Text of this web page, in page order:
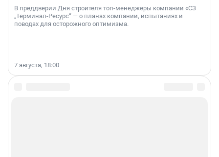
В преддверии Дня строителя топ-менеджеры компании «СЗ
„Терминал-Ресурс“ — о планах компании, испытаниях и
поводах для осторожного оптимизма.
7 августа, 18:00